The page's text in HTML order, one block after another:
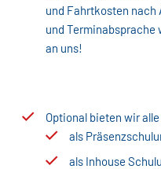
und Fahrtkosten nach
und Terminabsprache
an uns!
Optional bieten wir
als
als Inhouse